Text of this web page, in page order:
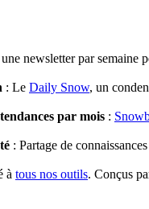
une newsletter par semaine
: Le Daily Snow, un
par mois :
: Partage de
à tous nos outils. Conçus